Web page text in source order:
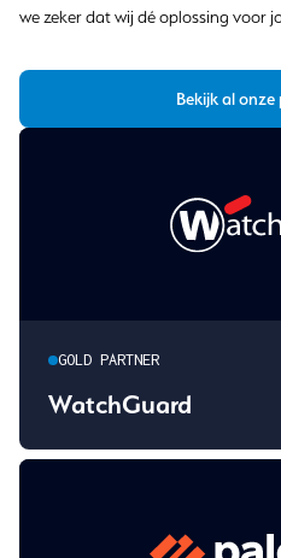
we zeker dat wij dé oplossing voor
Bekijk al
GOLD PARTNER
WatchGuard